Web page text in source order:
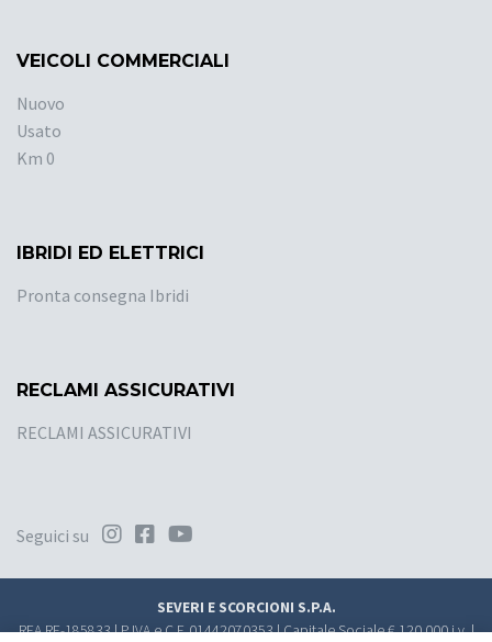
VEICOLI COMMERCIALI
Nuovo
Usato
Km 0
IBRIDI ED ELETTRICI
Pronta consegna Ibridi
RECLAMI ASSICURATIVI
RECLAMI ASSICURATIVI
Seguici su
SEVERI E SCORCIONI S.P.A.
REA RE-185833 | P.IVA e C.F. 01442070353 | Capitale Sociale € 120.000 i.v. |